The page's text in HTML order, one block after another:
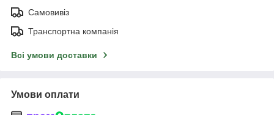
Самовивіз
Транспортна компанія
Всі умови доставки
Умови оплати